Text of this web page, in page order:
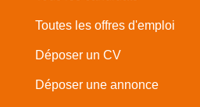
Toutes les offres d'emploi
Déposer un CV
Déposer une annonce